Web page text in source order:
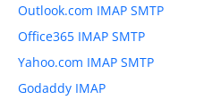
Outlook.com IMAP SMTP
Office365 IMAP SMTP
Yahoo.com IMAP SMTP
Godaddy IMAP